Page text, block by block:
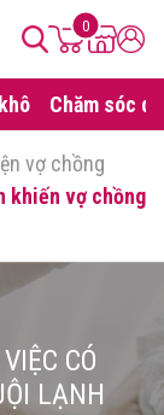
0
Chăm sóc da
vợ chồng
khiến vợ chồng
CÓ
LẠNH